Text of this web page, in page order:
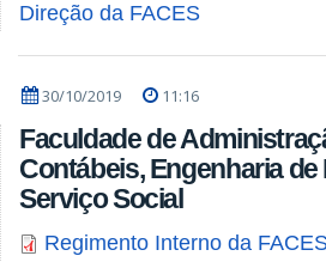
Direção da FACES
30/10/2019 11:16
Faculdade de
Contábeis, Engenharia
Serviço Social
Regimento Interno da